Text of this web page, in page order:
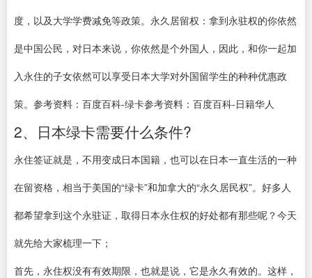
度，以及大学学费减免等政策。永久居留权：拿到永驻权的你依然
是中国公民，对日本来说，你依然是个外国人，因此，和你一起加
入永住的子女依然可以享受日本大学对外国留学生的种种优惠政
策。参考资料：百度百科-绿卡参考资料：百度百科-日籍华人
2、日本绿卡需要什么条件?
永住签证就是，不用变成日本国籍，也可以在日本一直生活的一种
在留资格，相当于美国的“绿卡”和加拿大的“永久居民权”。好多人
都希望拿到这个永驻证，取得日本永住权的好处都有那些呢？今天
就先给大家梳理一下；
首先，永住权没有有效期限，也就是说，它是永久有效的。这样，